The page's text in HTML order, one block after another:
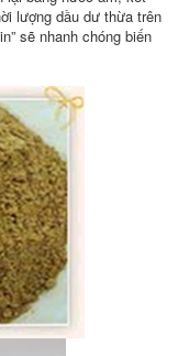
lượng dầu dư thừa trên
sẽ nhanh chóng biến